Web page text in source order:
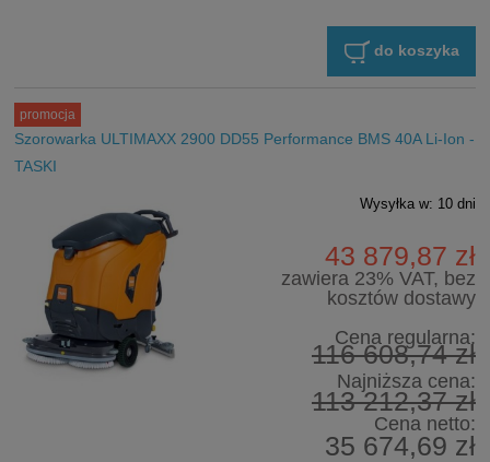
do koszyka
Szorowarka ULTIMAXX 2900 DD55 Performance BMS 40A Li-Ion -
TASKI
Wysyłka w: 10 dni
43 879,87 zł
zawiera 23% VAT, bez
kosztów dostawy
Cena regularna:
116 608,74 zł
Najniższa cena:
113 212,37 zł
Cena netto:
35 674,69 zł
promocja